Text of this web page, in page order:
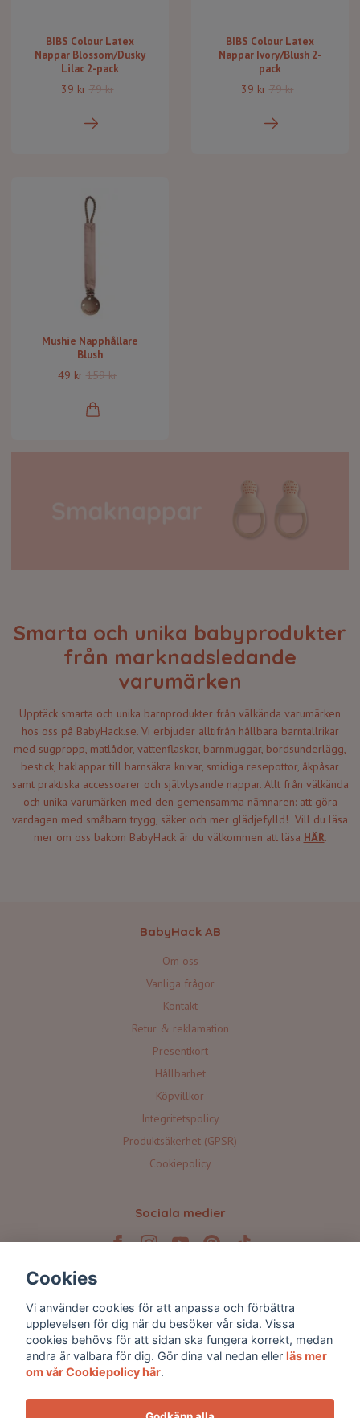
BIBS Colour Latex
Nappar Blossom/Dusky
Lilac 2-pack
39 kr 79 kr
BIBS Colour Latex
Nappar Ivory/Blush 2-
pack
39 kr 79 kr
Mushie Napphållare
Blush
49 kr 159 kr
Smarta och unika babyprodukter
från marknadsledande
varumärken
Upptäck smarta och unika barnprodukter från välkända varumärken
hos oss på BabyHack.se. Vi erbjuder alltifrån hållbara barntallrikar
med sugpropp, matlådor, vattenflaskor, barnmuggar, bordsunderlägg,
bestick, haklappar till barnsäkra knivar, smidiga resepottor, åkpåsar
samt praktiska accessoarer och självlysande nappar. Allt från välkända
och unika varumärken med den gemensamma nämnaren: att göra
vardagen med småbarn trygg, säker och mer glädjefylld! Vill du läsa
mer om oss bakom BabyHack är du välkommen att läsa HÄR.
BabyHack AB
Om oss
Vanliga frågor
Kontakt
Retur & reklamation
Presentkort
Hållbarhet
Köpvillkor
Integritetspolicy
Produktsäkerhet (GPSR)
Cookiepolicy
Sociala medier
Prenumerera på våra nyhetsbrev 💌
Prenumerera
Cookies
Vi använder cookies för att anpassa och förbättra
upplevelsen för dig när du besöker vår sida. Vissa
cookies behövs för att sidan ska fungera korrekt, medan
andra är valbara för dig. Gör dina val nedan eller läs mer
om vår Cookiepolicy här.